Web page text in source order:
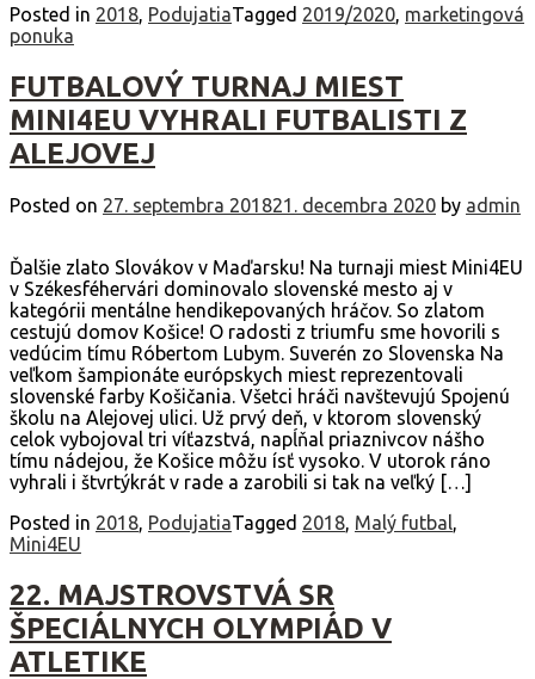
Posted in 2018, PodujatiaTagged 2019/2020, marketingová
ponuka
FUTBALOVÝ TURNAJ MIEST
MINI4EU VYHRALI FUTBALISTI Z
ALEJOVEJ
Posted on 27. septembra 201821. decembra 2020 by admin
Ďalšie zlato Slovákov v Maďarsku! Na turnaji miest Mini4EU
v Székesféhervári dominovalo slovenské mesto aj v
kategórii mentálne hendikepovaných hráčov. So zlatom
cestujú domov Košice! O radosti z triumfu sme hovorili s
vedúcim tímu Róbertom Lubym. Suverén zo Slovenska Na
veľkom šampionáte európskych miest reprezentovali
slovenské farby Košičania. Všetci hráči navštevujú Spojenú
školu na Alejovej ulici. Už prvý deň, v ktorom slovenský
celok vybojoval tri víťazstvá, napĺňal priaznivcov nášho
tímu nádejou, že Košice môžu ísť vysoko. V utorok ráno
vyhrali i štvrtýkrát v rade a zarobili si tak na veľký […]
Posted in 2018, PodujatiaTagged 2018, Malý futbal,
Mini4EU
22. MAJSTROVSTVÁ SR
ŠPECIÁLNYCH OLYMPIÁD V
ATLETIKE